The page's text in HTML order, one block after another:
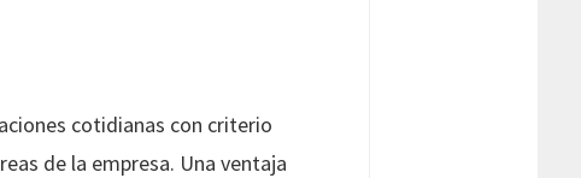
cotidianas con criterio
de la empresa. Una ventaja